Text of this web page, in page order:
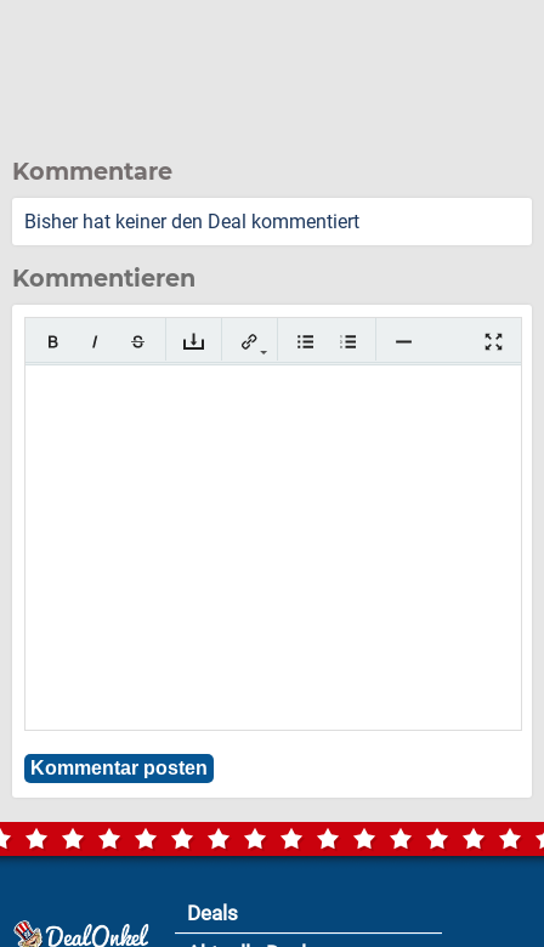
Kommentare
Bisher hat keiner den Deal kommentiert
Kommentieren
Deals